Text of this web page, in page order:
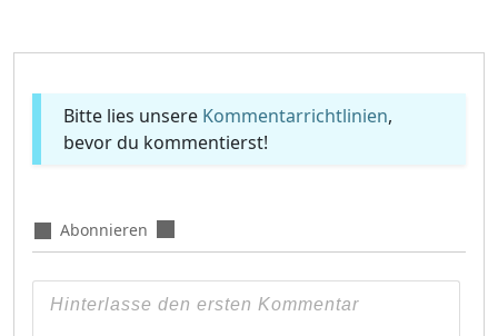
Bitte lies unsere Kommentarrichtlinien,
bevor du kommentierst!
Abonnieren